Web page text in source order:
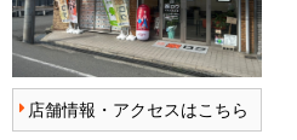
店舗情報・アクセスはこちら